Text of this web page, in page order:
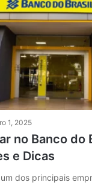
1, 2025
no Banco do
e Dicas
dos principais